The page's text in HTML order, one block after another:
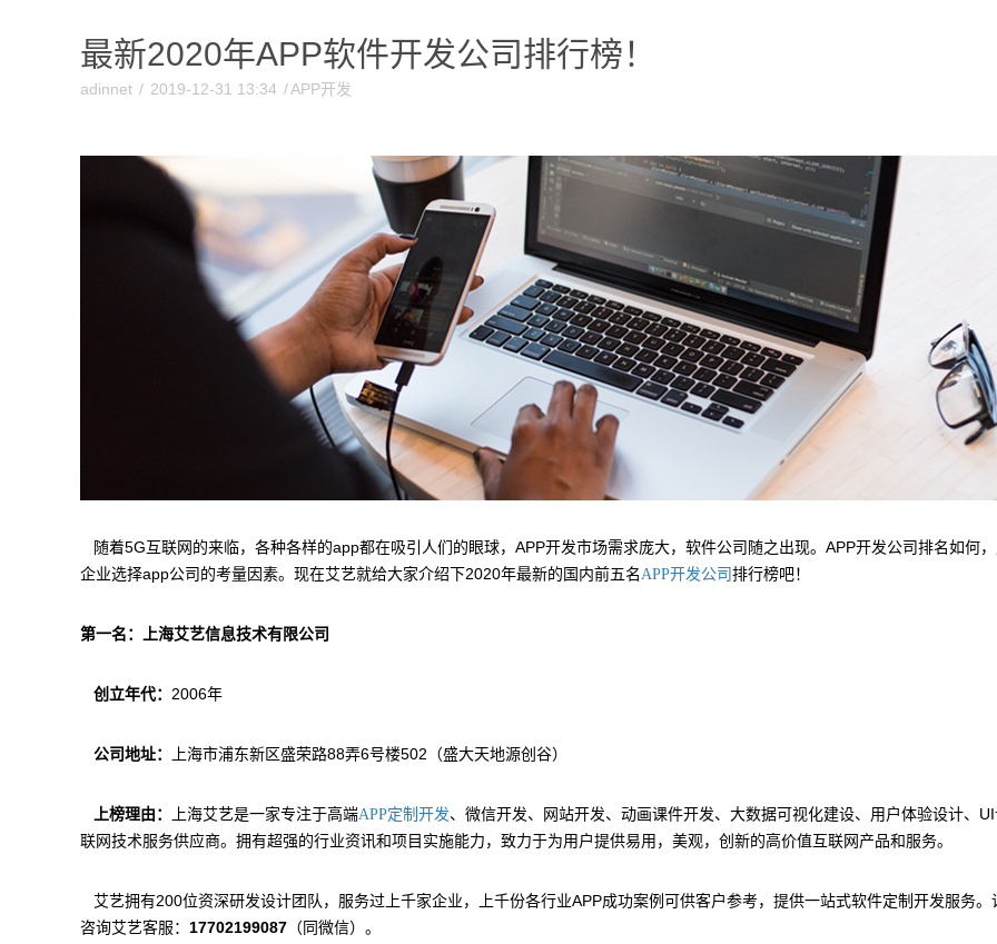
最新2020年APP软件开发公司排行榜！
adinnet / 2019-12-31 13:34 /APP开发
随着5G互联网的来临，各种各样的app都在吸引人们的眼球，APP开发市场需求庞大，软件公司随之出现。APP开发公司排名如何
企业选择app公司的考量因素。现在艾艺就给大家介绍下2020年最新的国内前五名 APP开发公司排行榜吧！
第一名：上海艾艺信息技术有限公司
创立年代： 2006年
公司地址： 上海市浦东新区盛荣路88弄6号楼502（盛大天地源创谷）
上榜理由： 上海艾艺是一家专注于高端APP定制开发、微信开发、网站开发、动画课件开发、大数据可视化建设、用户体验设计、
联网技术服务供应商。拥有超强的行业资讯和项目实施能力，致力于为用户提供易用，美观，创新的高价值互联网产品和服务。
艾艺拥有200位资深研发设计团队，服务过上千家企业，上千份各行业APP成功案例可供客户参考，提供一站式软件定制开发服务。
咨询艾艺客服： 17702199087 （同微信）。